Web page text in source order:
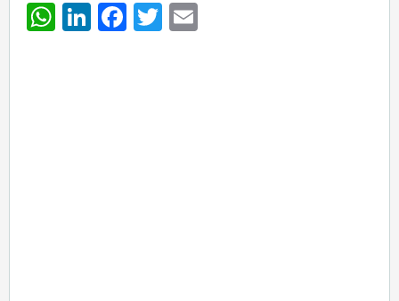
WhatsApp
LinkedIn
Facebook
Twitter